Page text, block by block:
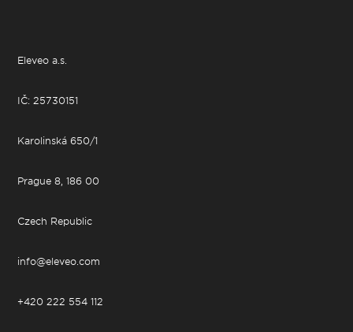
Eleveo a.s.
IČ: 25730151
Karolinská 650/1
Prague 8, 186 00
Czech Republic
info@eleveo.com
+420 222 554 112